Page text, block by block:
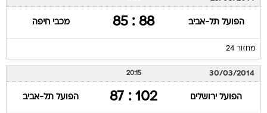
מחזור 24
30/03/2014
הפועל ירושלים 102 : 87 הפועל תל-אביב
מחזור 25